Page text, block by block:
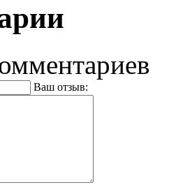
Ваш отзыв: